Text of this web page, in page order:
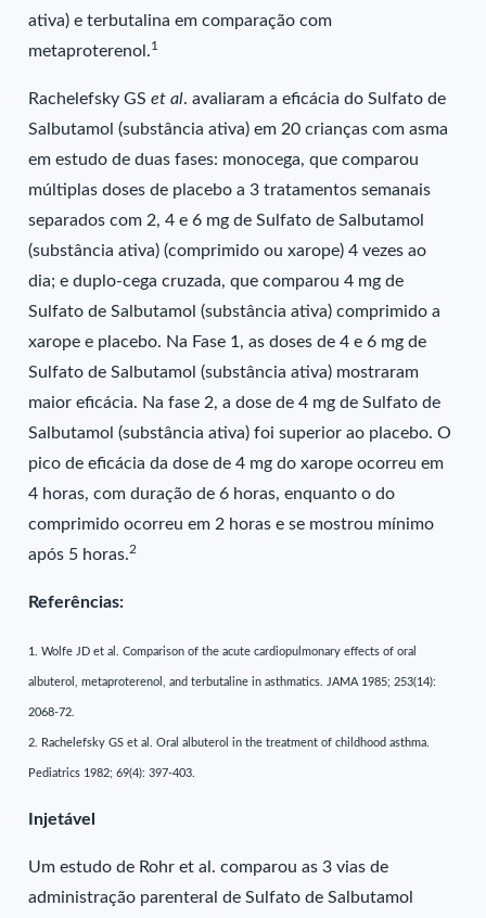
ativa) e terbutalina em comparação com
metaproterenol.1
Rachelefsky GSet al. avaliaram a eficácia do Sulfato de
Salbutamol (substância ativa) em 20 crianças com asma
em estudo de duas fases: monocega, que comparou
múltiplas doses de placebo a 3 tratamentos semanais
separados com 2, 4 e 6 mg de Sulfato de Salbutamol
(substância ativa) (comprimido ou xarope) 4 vezes ao
dia; e duplo-cega cruzada, que comparou 4 mg de
Sulfato de Salbutamol (substância ativa) comprimido a
xarope e placebo. Na Fase 1, as doses de 4 e 6 mg de
Sulfato de Salbutamol (substância ativa) mostraram
maior eficácia. Na fase 2, a dose de 4 mg de Sulfato de
Salbutamol (substância ativa) foi superior ao placebo. O
pico de eficácia da dose de 4 mg do xarope ocorreu em
4 horas, com duração de 6 horas, enquanto o do
comprimido ocorreu em 2 horas e se mostrou mínimo
após 5 horas.2
Referências:
1. Wolfe JD et al. Comparison of the acute cardiopulmonary effects of oral
albuterol, metaproterenol, and terbutaline in asthmatics. JAMA 1985; 253(14):
2068-72.
2. Rachelefsky GS et al. Oral albuterol in the treatment of childhood asthma.
Pediatrics 1982; 69(4): 397-403.
Injetável
Um estudo de Rohr et al. comparou as 3 vias de
administração parenteral de Sulfato de Salbutamol